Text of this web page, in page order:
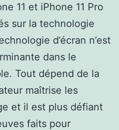
11 et iPhone 11 Pro
sur la technologie
d’écran n’est
dans le
Tout dépend de la
maîtrise les
et il est plus défiant
faits pour